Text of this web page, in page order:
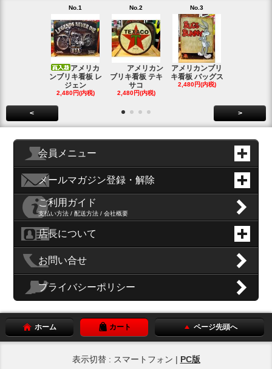
No.1
アメリカ
ンブリキ看板 レ
ジェン
2,480円(内税)
No.2
アメリカン
ブリキ看板 テキ
サコ
2,480円(内税)
No.3
アメリカンブリ
キ看板 バッグス
2,480円(内税)
< >
会員メニュー
メールマガジン登録・解除
ご利用ガイド
支払い方法 / 配送方法 / 会社概要
店長について
お問い合せ
プライバシーポリシー
ホーム カート ページ先頭へ
表示切替 : スマートフォン | PC版